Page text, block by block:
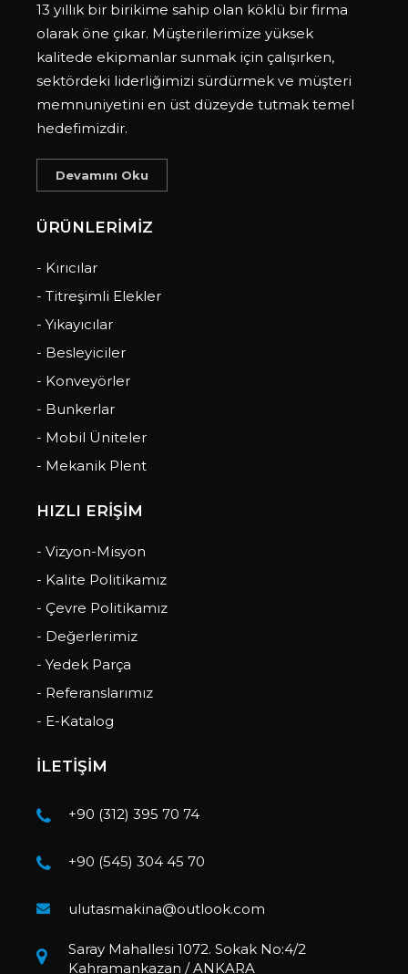
13 yıllık bir birikime sahip olan köklü bir firma
olarak öne çıkar. Müşterilerimize yüksek
kalitede ekipmanlar sunmak için çalışırken,
sektördeki liderliğimizi sürdürmek ve müşteri
memnuniyetini en üst düzeyde tutmak temel
hedefimizdir.
Devamını Oku
ÜRÜNLERİMİZ
- Kırıcılar
- Titreşimli Elekler
- Yıkayıcılar
- Besleyiciler
- Konveyörler
- Bunkerlar
- Mobil Üniteler
- Mekanik Plent
HIZLI ERİŞİM
- Vizyon-Misyon
- Kalite Politikamız
- Çevre Politikamız
- Değerlerimiz
- Yedek Parça
- Referanslarımız
- E-Katalog
İLETİŞİM
+90 (312) 395 70 74
+90 (545) 304 45 70
ulutasmakina@outlook.com
Saray Mahallesi 1072. Sokak No:4/2
Kahramankazan / ANKARA